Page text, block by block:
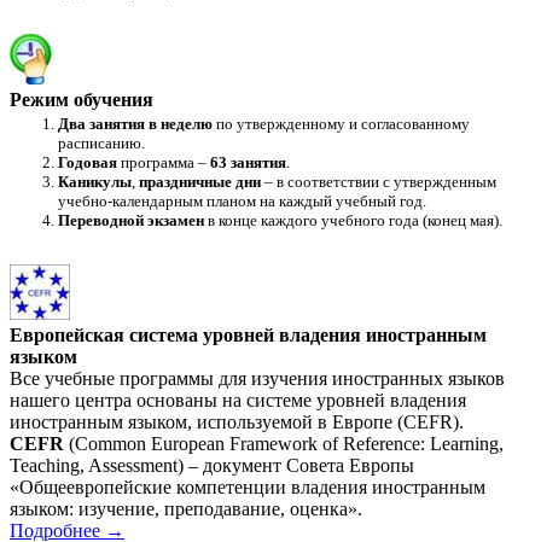
Режим обучения
Два занятия в неделю по утвержденному и согласованному
расписанию.
Годовая программа – 63 занятия
Каникулы праздничные дни – в соответствии с утвержденным
учебно-календарным планом на каждый учебный год.
Переводной экзамен в конце каждого учебного года (конец мая).
Европейская система уровней владения иностранным
языком
Все учебные программы для изучения иностранных языков
нашего центра основаны на системе уровней владения
иностранным языком, используемой в Европе (CEFR).
CEFR (Common European Framework of Reference: Learning,
Teaching, Assessment) – документ Совета Европы
«Общеевропейские компетенции владения иностранным
языком: изучение, преподавание, оценка».
Подробнее →